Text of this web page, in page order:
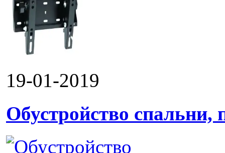
19-01-2019
Обустройство спальни,